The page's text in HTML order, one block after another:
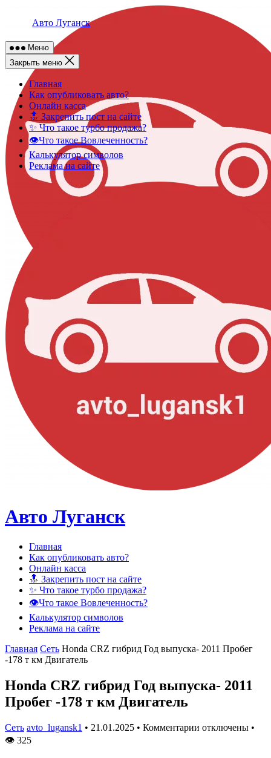
Авто Луганск
Меню
Закрыть меню
Главная
Как опубликовать авто?
Онлайн касса
🔝 Закрепить пост на сайте
✨ Что такое турбо продажа?
👁️Что такое Вовлеченность?
Калькулятор символов
Реклама на сайте
Авто Луганск
Главная
Как опубликовать авто?
Онлайн касса
🔝 Закрепить пост на сайте
✨ Что такое турбо продажа?
👁️Что такое Вовлеченность?
Калькулятор символов
Реклама на сайте
Главная Сеть Honda CRZ гибрид Год выпуска- 2011 Пробег
-178 т км Двигатель
Honda CRZ гибрид Год выпуска- 2011
Пробег -178 т км Двигатель
Сеть avto_lugansk1 • 21.01.2025 • Комментарии отключены •
👁 325